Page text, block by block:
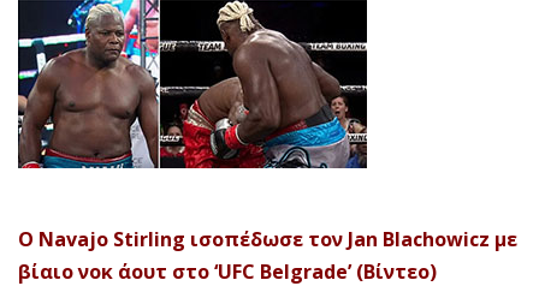
Ο Navajo Stirling ισοπέδωσε τον Jan Blachowicz με
βίαιο νοκ άουτ στο ‘UFC Belgrade’ (Βίντεο)